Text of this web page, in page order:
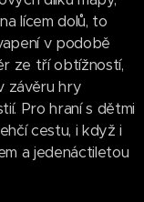
lícem dolů, to
v podobě
ze tří obtížností,
závěru hry
Pro hraní s dětmi
cestu, i když i
a jedenáctiletou